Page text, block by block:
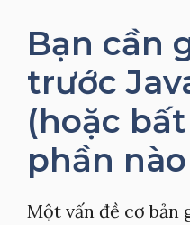
Bạn cần
trước
(hoặc
phần
Một vấn đề cơ bản